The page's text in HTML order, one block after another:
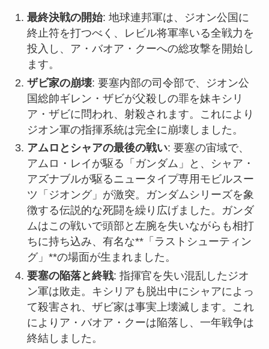
最終決戦の開始: 地球連邦軍は、ジオン公国に
終止符を打つべく、レビル将軍率いる全戦力を
投入し、ア・バオア・クーへの総攻撃を開始し
ます。
ザビ家の崩壊: 要塞内部の司令部で、ジオン公
国総帥ギレン・ザビが父殺しの罪を妹キシリ
ア・ザビに問われ、射殺されます。これにより
ジオン軍の指揮系統は完全に崩壊しました。
アムロとシャアの最後の戦い: 要塞の宙域で、
アムロ・レイが駆る「ガンダム」と、シャア・
アズナブルが駆るニュータイプ専用モビルスー
ツ「ジオング」が激突。ガンダムシリーズを象
徴する伝説的な死闘を繰り広げました。ガンダ
ムはこの戦いで頭部と左腕を失いながらも相打
ちに持ち込み、有名な**「ラストシューティン
グ」**の場面が生まれました。
要塞の陥落と終戦: 指揮官を失い混乱したジオ
ン軍は敗走。キシリアも脱出中にシャアによっ
て殺害され、ザビ家は事実上壊滅します。これ
によりア・バオア・クーは陥落し、一年戦争は
終結しました。